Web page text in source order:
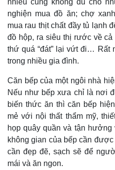
nhiều cũng không đủ cho
nghiện mua đồ ăn; chợ
mua rau thịt chất đầy tủ lạnh
đồ hộp, ra siêu thị rước về
thứ quá “đát” lại vứt đi… Rất
trong nhiều gia đình.
Căn bếp của một ngôi nhà
Nếu như bếp xưa chỉ là nơi
biến thức ăn thì căn bếp
mẻ với nội thất thẩm mỹ,
họp quây quần và tận
không gian của bếp cần
cần đẹp đẽ, sạch sẽ để
mái và ăn ngon.